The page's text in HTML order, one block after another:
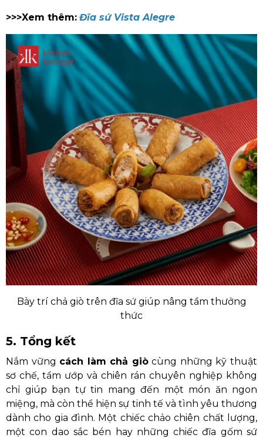
>>>Xem thêm: Đĩa sứ Vista Alegre
Bày trí chả giò trên đĩa sứ giúp nâng tầm thưởng
thức
5. Tổng kết
Nắm vững cách làm chả giòcùng những kỹ thuật
sơ chế, tẩm ướp và chiên rán chuyên nghiệp không
chỉ giúp bạn tự tin mang đến một món ăn ngon
miệng, mà còn thể hiện sự tinh tế và tình yêu thương
dành cho gia đình. Một chiếc chảo chiên chất lượng,
một con dao sắc bén hay những chiếc đĩa gốm sứ